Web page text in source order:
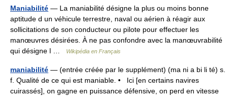
Maniabilité — La maniabilité désigne la plus ou moins bonne
aptitude d un véhicule terrestre, naval ou aérien à réagir aux
sollicitations de son conducteur ou pilote pour effectuer les
manœuvres désirées. À ne pas confondre avec la manœuvrabilité
qui désigne l …
Wikipédia en Français
maniabilité — (entrée créée par le supplément) (ma ni a bi li té) s.
f. Qualité de ce qui est maniable. • Ici [en certains navires
cuirassés], on gagne en puissance défensive, on perd en vitesse